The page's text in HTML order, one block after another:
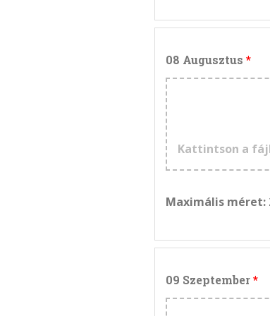
08 Augusztus
Kattintson a
Maximális méret:
09 Szeptember